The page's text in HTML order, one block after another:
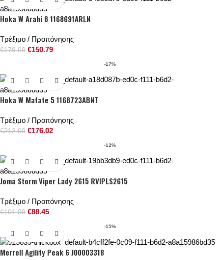
Hoka W Arahi 8 1168691ARLN
Τρέξιμο / Προπόνησης
€179.00 €150.79
-17%
Hoka W Mafate 5 1168723ABNT
Τρέξιμο / Προπόνησης
€212.00 €176.02
-12%
Joma Storm Viper Lady 2615 RVIPLS2615
Τρέξιμο / Προπόνησης
€101.00 €88.45
-15%
Merrell Agility Peak 6 J00003318